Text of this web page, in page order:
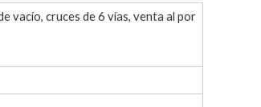
vacío, cruces de 6 vías, venta al por